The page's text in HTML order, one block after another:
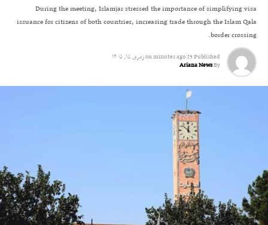
During the meeting, Islamjar stressed the importance of simplifying visa
issuance for citizens of both countries, increasing trade through the Islam Qala
border crossing.
Published
25 minutes ago
onزمری ۱۵, ۱۴۰۵
By
Ariana News